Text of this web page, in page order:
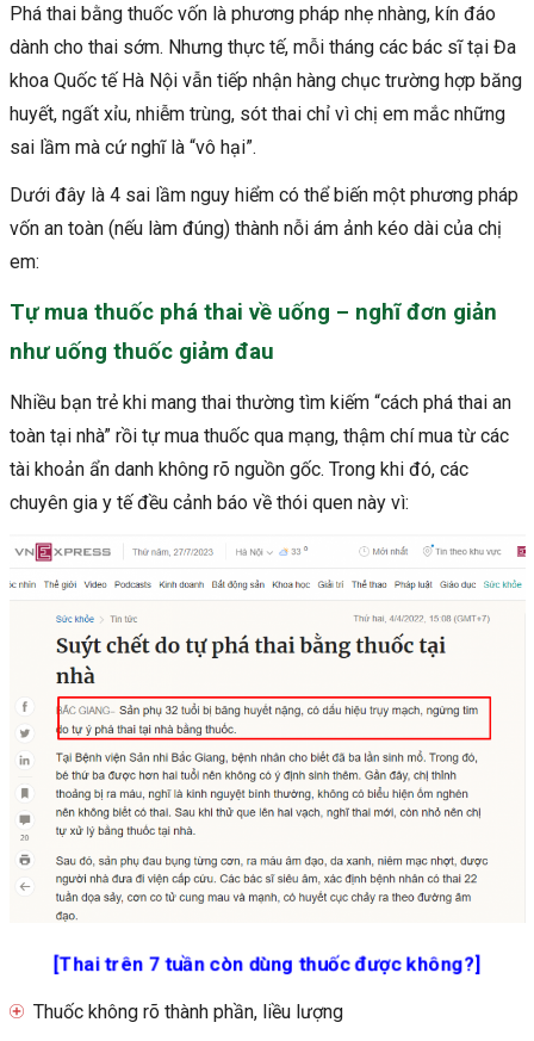
Phá thai bằng thuốc vốn là phương pháp nhẹ nhàng, kín đáo
dành cho thai sớm. Nhưng thực tế, mỗi tháng các bác sĩ tại Đa
khoa Quốc tế Hà Nội vẫn tiếp nhận hàng chục trường hợp băng
huyết, ngất xỉu, nhiễm trùng, sót thai chỉ vì chị em mắc những
sai lầm mà cứ nghĩ là “vô hại”.
Dưới đây là 4 sai lầm nguy hiểm có thể biến một phương pháp
vốn an toàn (nếu làm đúng) thành nỗi ám ảnh kéo dài của chị
em:
Tự mua thuốc phá thai về uống – nghĩ đơn giản
như uống thuốc giảm đau
Nhiều bạn trẻ khi mang thai thường tìm kiếm “cách phá thai an
toàn tại nhà” rồi tự mua thuốc qua mạng, thậm chí mua từ các
tài khoản ẩn danh không rõ nguồn gốc. Trong khi đó, các
chuyên gia y tế đều cảnh báo về thói quen này vì:
[Thai trên 7 tuần còn dùng thuốc được không?]
Thuốc không rõ thành phần, liều lượng